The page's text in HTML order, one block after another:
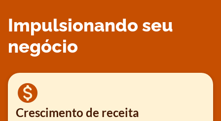
Impulsionando seu
negócio
Crescimento de receita